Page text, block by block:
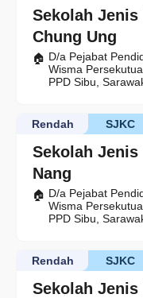
Sekolah Jenis
Chung Ung
D/a Pejabat
Wisma
PPD Sibu,
Sekolah Jenis
Nang
SJKC
Rendah
D/a Pejabat
Wisma
PPD Sibu,
Sekolah Jenis
SJKC
Rendah